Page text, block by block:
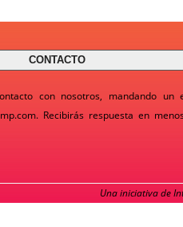
CONTACTO
con nosotros, mandando un
. Recibirás respuesta en
Una iniciativa de